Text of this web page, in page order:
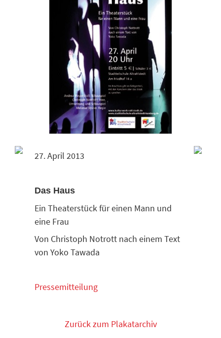
27. April 2013
Das Haus
Ein Theaterstück für einen Mann und
eine Frau
Von Christoph Notrott nach einem Text
von Yoko Tawada
Pressemitteilung
Zurück zum Plakatarchiv